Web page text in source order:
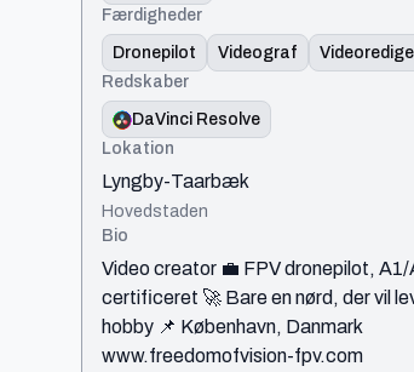
Færdigheder
Dronepilot
Videograf
Redskaber
DaVinci Resolve
Lokation
Lyngby-Taarbæk
Hovedstaden
Bio
Video creator 💼 FPV dronepilot,
certificeret 🚀 Bare en nørd, der vil
hobby 📌 København, Danmark
www.freedomofvision-fpv.com